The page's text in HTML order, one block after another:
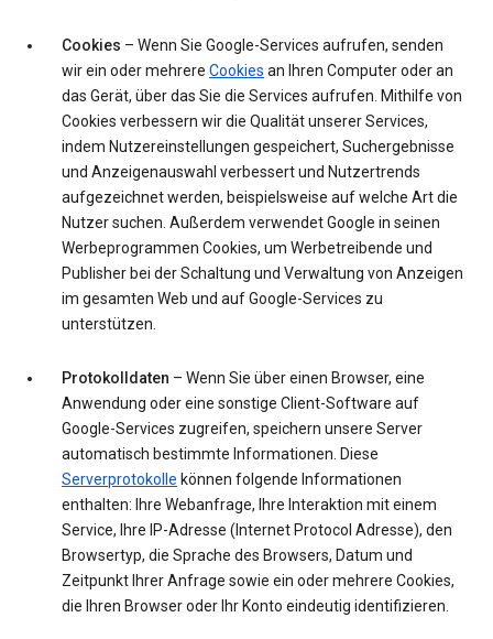
Cookies – Wenn Sie Google-Services aufrufen, senden
wir ein oder mehrere Cookies an Ihren Computer oder an
das Gerät, über das Sie die Services aufrufen. Mithilfe von
Cookies verbessern wir die Qualität unserer Services,
indem Nutzereinstellungen gespeichert, Suchergebnisse
und Anzeigenauswahl verbessert und Nutzertrends
aufgezeichnet werden, beispielsweise auf welche Art die
Nutzer suchen. Außerdem verwendet Google in seinen
Werbeprogrammen Cookies, um Werbetreibende und
Publisher bei der Schaltung und Verwaltung von Anzeigen
im gesamten Web und auf Google-Services zu
unterstützen.
Protokolldaten – Wenn Sie über einen Browser, eine
Anwendung oder eine sonstige Client-Software auf
Google-Services zugreifen, speichern unsere Server
automatisch bestimmte Informationen. Diese
Serverprotokolle können folgende Informationen
enthalten: Ihre Webanfrage, Ihre Interaktion mit einem
Service, Ihre IP-Adresse (Internet Protocol Adresse), den
Browsertyp, die Sprache des Browsers, Datum und
Zeitpunkt Ihrer Anfrage sowie ein oder mehrere Cookies,
die Ihren Browser oder Ihr Konto eindeutig identifizieren.